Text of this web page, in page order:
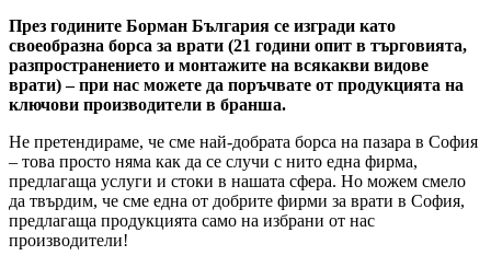
През годините Борман България се изгради като
своеобразна борса за врати (21 години опит в търговията,
разпространението и монтажите на всякакви видове
врати) – при нас можете да поръчвате от продукцията на
ключови производители в бранша.
Не претендираме, че сме най-добрата борса на пазара в София
– това просто няма как да се случи с нито една фирма,
предлагаща услуги и стоки в нашата сфера. Но можем смело
да твърдим, че сме една от добрите фирми за врати в София,
предлагаща продукцията само на избрани от нас
производители!